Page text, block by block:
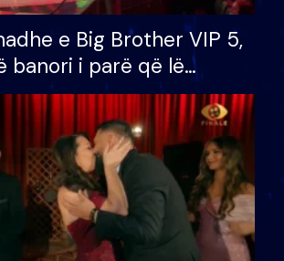
e Big Brother VIP 5,
banori i parë që lë
humb mundësinë për
e madh